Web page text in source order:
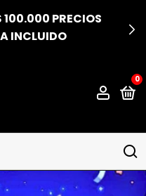
PRECIOS
INCLUIDO
0